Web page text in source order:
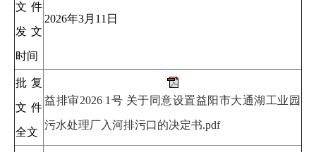
文件
发文
时间
2026年3月11日
批复
文件
全文
益排审2026 1号 关于同意设置益阳市大通湖工业园
污水处理厂入河排污口的决定书.pdf